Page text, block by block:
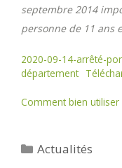
septembre 2014
personne de 11 ans
2020-09-14-arrêté-
département
Comment bien
Catégories
Actualités